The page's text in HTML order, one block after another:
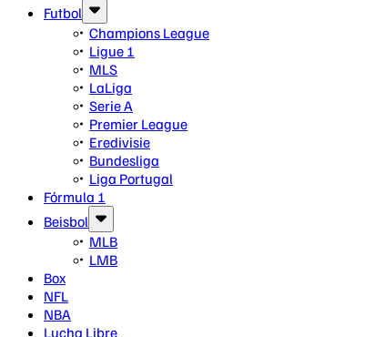
Futbol
Champions League
Ligue 1
MLS
LaLiga
Serie A
Premier League
Eredivisie
Bundesliga
Liga Portugal
Fórmula 1
Beisbol
MLB
LMB
Box
NFL
NBA
Lucha Libre